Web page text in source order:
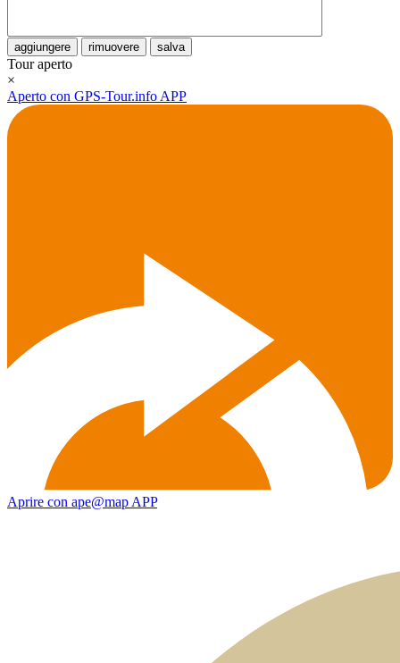
aggiungere rimuovere salva
Tour aperto
×
Aperto con GPS-Tour.info APP
Aprire con ape@map APP